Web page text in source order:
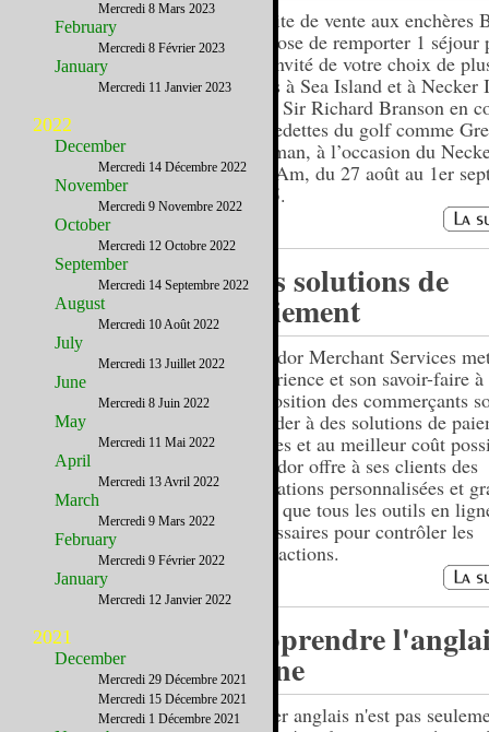
Le site de vente aux enchères
propose de remporter 1 séjour
et l'invité de votre choix de
jours à Sea Island et à Necker
chez Sir Richard Branson en
de vedettes du golf comme
Norman, à l’occasion du
Pro-Am, du 27 août au 1er
2015.
Vos solutions de
paiement
Navidor Merchant Services
expérience et son savoir-faire
disposition des commerçants
accéder à des solutions de
fiables et au meilleur coût
Navidor offre à ses clients des
formations personnalisées et
ainsi que tous les outils en
nécessaires pour contrôler les
transactions.
Apprendre
ligne
Parler anglais n'est pas
Mercredi 8 Mars 2023
February
Mercredi 8 Février 2023
January
Mercredi 11 Janvier 2023
2022
December
Mercredi 14 Décembre 2022
November
Mercredi 9 Novembre 2022
October
Mercredi 12 Octobre 2022
September
Mercredi 14 Septembre 2022
August
Mercredi 10 Août 2022
July
Mercredi 13 Juillet 2022
June
Mercredi 8 Juin 2022
May
Mercredi 11 Mai 2022
April
Mercredi 13 Avril 2022
March
Mercredi 9 Mars 2022
February
Mercredi 9 Février 2022
January
Mercredi 12 Janvier 2022
2021
December
Mercredi 29 Décembre 2021
Mercredi 15 Décembre 2021
Mercredi 1 Décembre 2021